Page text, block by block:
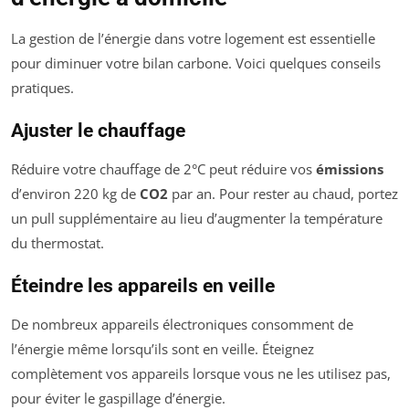
La gestion de l’énergie dans votre logement est essentielle
pour diminuer votre bilan carbone. Voici quelques conseils
pratiques.
Ajuster le chauffage
Réduire votre chauffage de 2°C peut réduire vos émissions
d’environ 220 kg de CO2 par an. Pour rester au chaud, portez
un pull supplémentaire au lieu d’augmenter la température
du thermostat.
Éteindre les appareils en veille
De nombreux appareils électroniques consomment de
l’énergie même lorsqu’ils sont en veille. Éteignez
complètement vos appareils lorsque vous ne les utilisez pas,
pour éviter le gaspillage d’énergie.